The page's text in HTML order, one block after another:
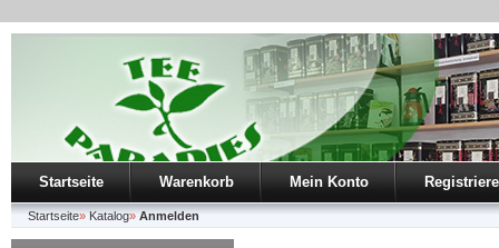
Startseite Warenkorb Mein Konto
Startseite» Katalog» Anmelden